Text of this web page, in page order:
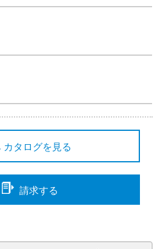
カタログを見る
請求する